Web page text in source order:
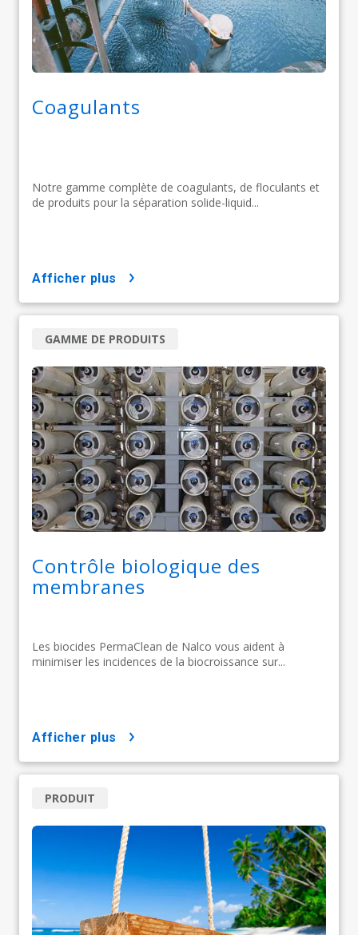
Coagulants
Notre gamme complète de coagulants, de floculants et
de produits pour la séparation solide-liquid...
afficher plus
Contrôle biologique des
membranes
Les biocides PermaClean de Nalco vous aident à
minimiser les incidences de la biocroissance sur...
GAMME DE PRODUITS
afficher plus
PRODUIT